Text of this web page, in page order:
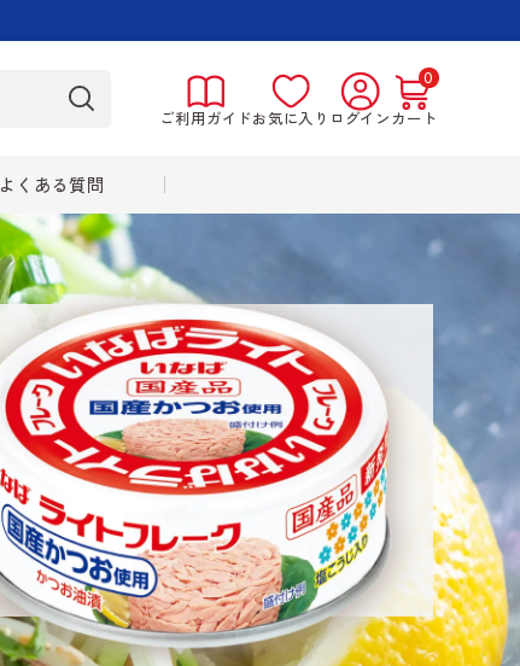
ご利用ガイドお気に入り ログイン カート
0
よくある質問